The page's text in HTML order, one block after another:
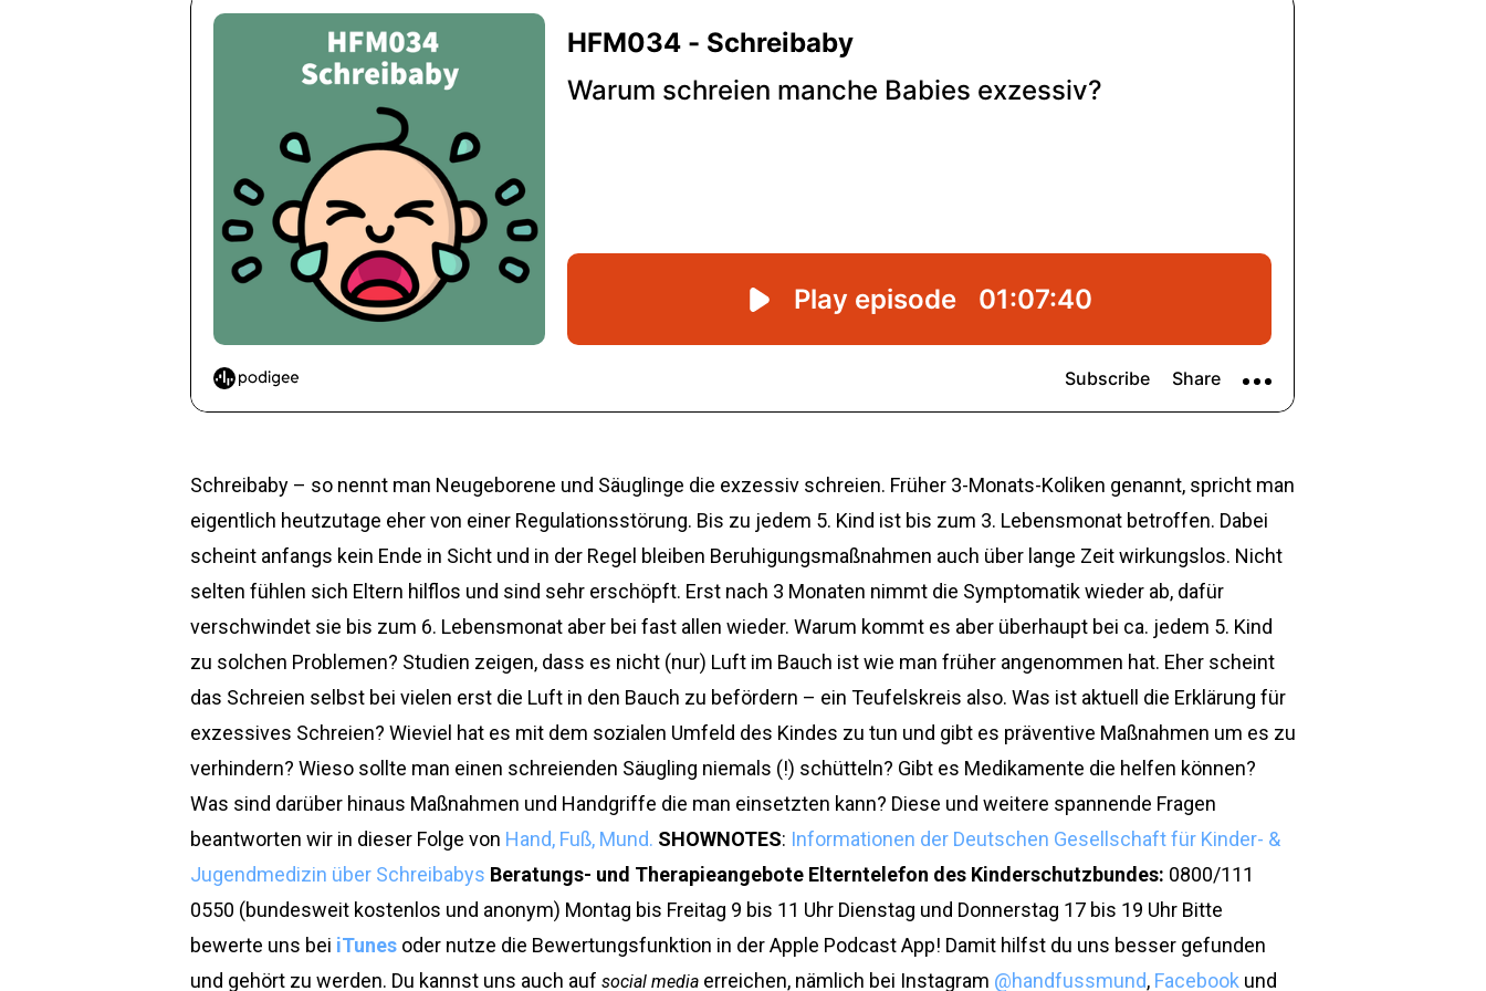
Schreibaby – so nennt man Neugeborene und Säuglinge die exzessiv schreien. Früher 3-Monats-Koliken genannt, spricht man
eigentlich heutzutage eher von einer Regulationsstörung. Bis zu jedem 5. Kind ist bis zum 3. Lebensmonat betroffen. Dabei
scheint anfangs kein Ende in Sicht und in der Regel bleiben Beruhigungsmaßnahmen auch über lange Zeit wirkungslos. Nicht
selten fühlen sich Eltern hilflos und sind sehr erschöpft. Erst nach 3 Monaten nimmt die Symptomatik wieder ab, dafür
verschwindet sie bis zum 6. Lebensmonat aber bei fast allen wieder. Warum kommt es aber überhaupt bei ca. jedem 5. Kind
zu solchen Problemen? Studien zeigen, dass es nicht (nur) Luft im Bauch ist wie man früher angenommen hat. Eher scheint
das Schreien selbst bei vielen erst die Luft in den Bauch zu befördern – ein Teufelskreis also. Was ist aktuell die Erklärung für
exzessives Schreien? Wieviel hat es mit dem sozialen Umfeld des Kindes zu tun und gibt es präventive Maßnahmen um es zu
verhindern? Wieso sollte man einen schreienden Säugling niemals (!) schütteln? Gibt es Medikamente die helfen können?
Was sind darüber hinaus Maßnahmen und Handgriffe die man einsetzten kann? Diese und weitere spannende Fragen
beantworten wir in dieser Folge von Hand, Fuß, Mund. SHOWNOTES: Informationen der Deutschen Gesellschaft für Kinder- &
Jugendmedizin über Schreibabys Beratungs- und Therapieangebote Elterntelefon des Kinderschutzbundes: 0800/111
0550 (bundesweit kostenlos und anonym) Montag bis Freitag 9 bis 11 Uhr Dienstag und Donnerstag 17 bis 19 Uhr Bitte
bewerte uns bei iTunes oder nutze die Bewertungsfunktion in der Apple Podcast App! Damit hilfst du uns besser gefunden
und gehört zu werden. Du kannst uns auch auf social media erreichen, nämlich bei Instagram @handfussmund, Facebook und